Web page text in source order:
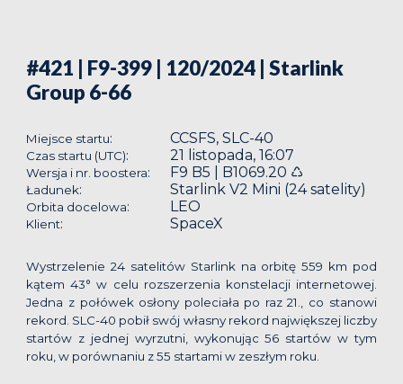
#421 | F9-399 | 120/2024 | Starlink
Group 6-66
Miejsce startu: CCSFS, SLC-40
Czas startu (UTC): 21 listopada, 16:07
Wersja i nr. boostera: F9 B5 | B1069.20 ♺
Ładunek: Starlink V2 Mini (24 satelity)
Orbita docelowa: LEO
Klient: SpaceX
Wystrzelenie 24 satelitów Starlink na orbitę 559 km pod
kątem 43° w celu rozszerzenia konstelacji internetowej.
Jedna z połówek osłony poleciała po raz 21., co stanowi
rekord. SLC-40 pobił swój własny rekord największej liczby
startów z jednej wyrzutni, wykonując 56 startów w tym
roku, w porównaniu z 55 startami w zeszłym roku.